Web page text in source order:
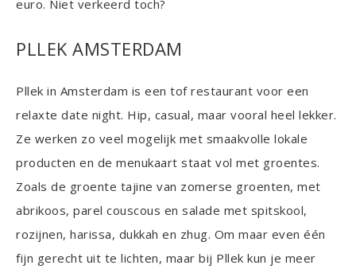
euro. Niet verkeerd toch?
PLLEK AMSTERDAM
Pllek in Amsterdam is een tof restaurant voor een
relaxte date night. Hip, casual, maar vooral heel lekker.
Ze werken zo veel mogelijk met smaakvolle lokale
producten en de menukaart staat vol met groentes.
Zoals de groente tajine van zomerse groenten, met
abrikoos, parel couscous en salade met spitskool,
rozijnen, harissa, dukkah en zhug. Om maar even één
fijn gerecht uit te lichten, maar bij Pllek kun je meer